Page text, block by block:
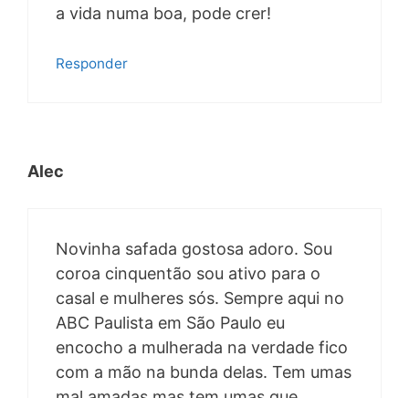
a vida numa boa, pode crer!
Responder
Alec
Novinha safada gostosa adoro. Sou
coroa cinquentão sou ativo para o
casal e mulheres sós. Sempre aqui no
ABC Paulista em São Paulo eu
encocho a mulherada na verdade fico
com a mão na bunda delas. Tem umas